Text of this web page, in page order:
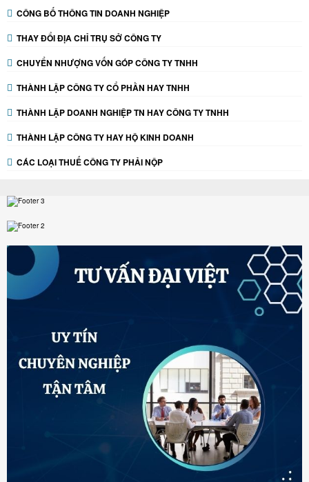
CÔNG BỐ THÔNG TIN DOANH NGHIỆP
THAY ĐỔI ĐỊA CHỈ TRỤ SỞ CÔNG TY
CHUYỂN NHƯỢNG VỐN GÓP CÔNG TY TNHH
THÀNH LẬP CÔNG TY CỔ PHẦN HAY TNHH
THÀNH LẬP DOANH NGHIỆP TN HAY CÔNG TY TNHH
THÀNH LẬP CÔNG TY HAY HỘ KINH DOANH
CÁC LOẠI THUẾ CÔNG TY PHẢI NỘP